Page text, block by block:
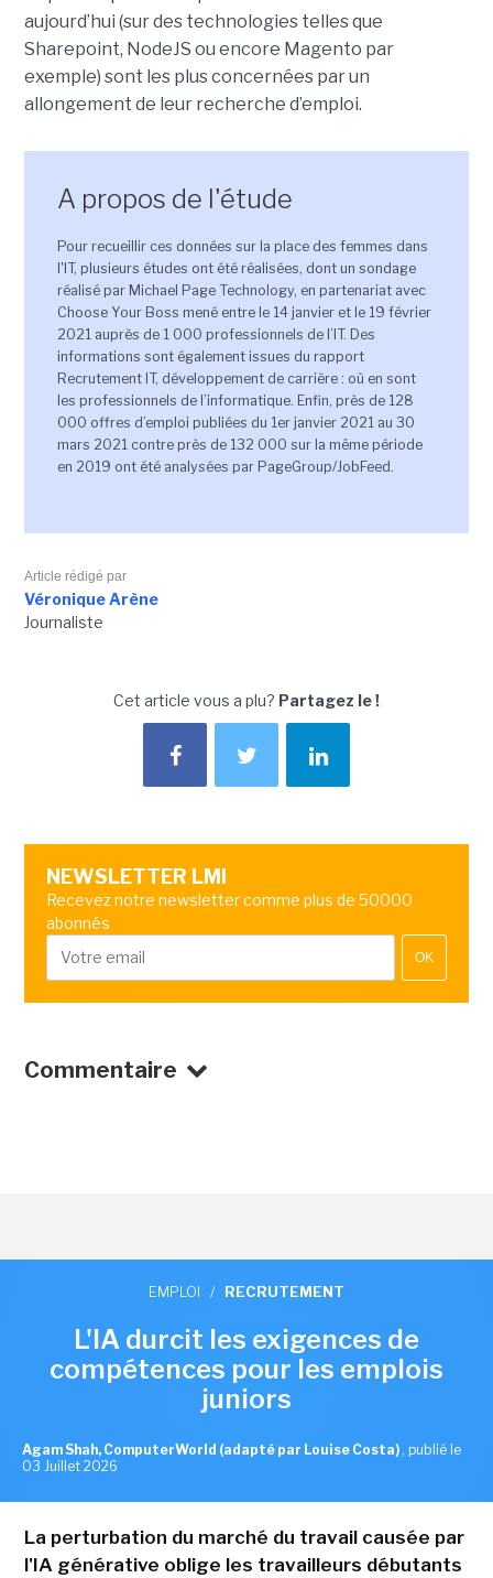
aujourd’hui (sur des technologies telles que
Sharepoint, NodeJS ou encore Magento par
exemple) sont les plus concernées par un
allongement de leur recherche d’emploi.
A propos de l'étude
Pour recueillir ces données sur la place des femmes dans
l'IT, plusieurs études ont été réalisées, dont un sondage
réalisé par Michael Page Technology, en partenariat avec
Choose Your Boss mené entre le 14 janvier et le 19 février
2021 auprès de 1 000 professionnels de l’IT. Des
informations sont également issues du rapport
Recrutement IT, développement de carrière : où en sont
les professionnels de l’informatique. Enfin, près de 128
000 offres d’emploi publiées du 1er janvier 2021 au 30
mars 2021 contre près de 132 000 sur la même période
en 2019 ont été analysées par PageGroup/JobFeed.
Article rédigé par
Véronique Arène
Journaliste
Cet article vous a plu? Partagez le !
NEWSLETTER LMI
Recevez notre newsletter comme plus de 50000
abonnés
OK
Commentaire
EMPLOI / RECRUTEMENT
L'IA durcit les exigences de
compétences pour les emplois
juniors
Agam Shah, ComputerWorld (adapté par Louise Costa) , publié le
03 Juillet 2026
La perturbation du marché du travail causée par
l'IA générative oblige les travailleurs débutants